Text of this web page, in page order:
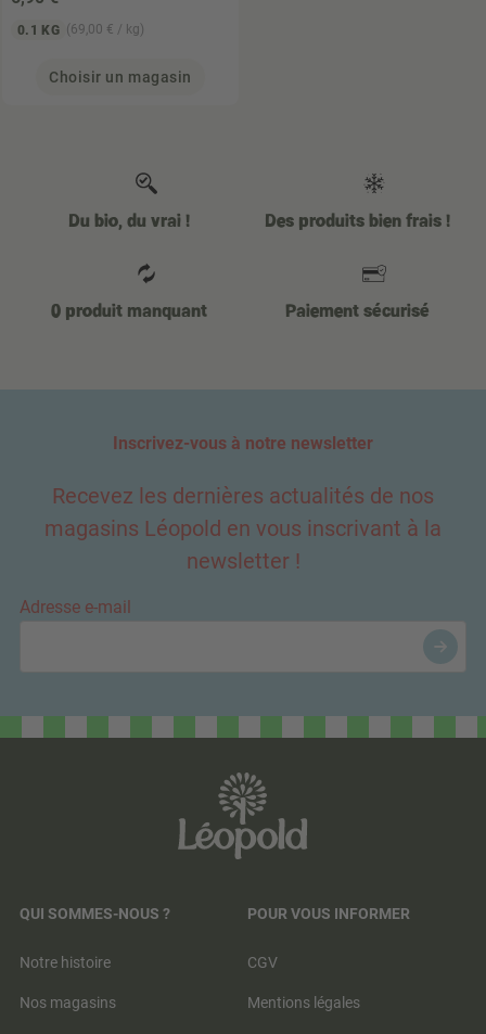
0.1 KG (69,00 € / kg)
Choisir un magasin
Du bio, du vrai ! Des produits bien frais !
0 produit manquant Paiement sécurisé
Inscrivez-vous à notre newsletter
Recevez les dernières actualités de nos
magasins Léopold en vous inscrivant à la
newsletter !
Adresse e-mail
QUI SOMMES-NOUS ?
Notre histoire
Nos magasins
POUR VOUS INFORMER
CGV
Mentions légales